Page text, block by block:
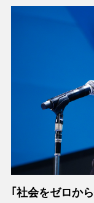
｢社会をゼロか